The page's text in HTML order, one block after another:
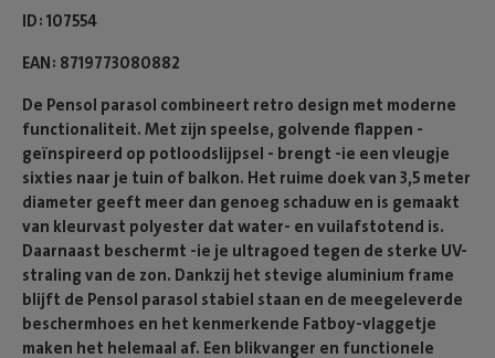
ID 107554
EAN 8719773080882
De Pensol parasol combineert retro design met moderne
functionaliteit. Met zijn speelse, golvende flappen -
geïnspireerd op potloodslijpsel - brengt -ie een vleugje
sixties naar je tuin of balkon. Het ruime doek van 3,5 meter
diameter geeft meer dan genoeg schaduw en is gemaakt
van kleurvast polyester dat water- en vuilafstotend is.
Daarnaast beschermt -ie je ultragoed tegen de sterke UV-
straling van de zon. Dankzij het stevige aluminium frame
blijft de Pensol parasol stabiel staan en de meegeleverde
beschermhoes en het kenmerkende Fatboy-vlaggetje
maken het helemaal af. Een blikvanger en functionele